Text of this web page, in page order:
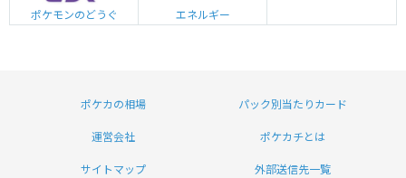
ポケモンのどうぐ エネルギー
ポケカの相場 パック別当たりカード
運営会社 ポケカチとは
サイトマップ 外部送信先一覧